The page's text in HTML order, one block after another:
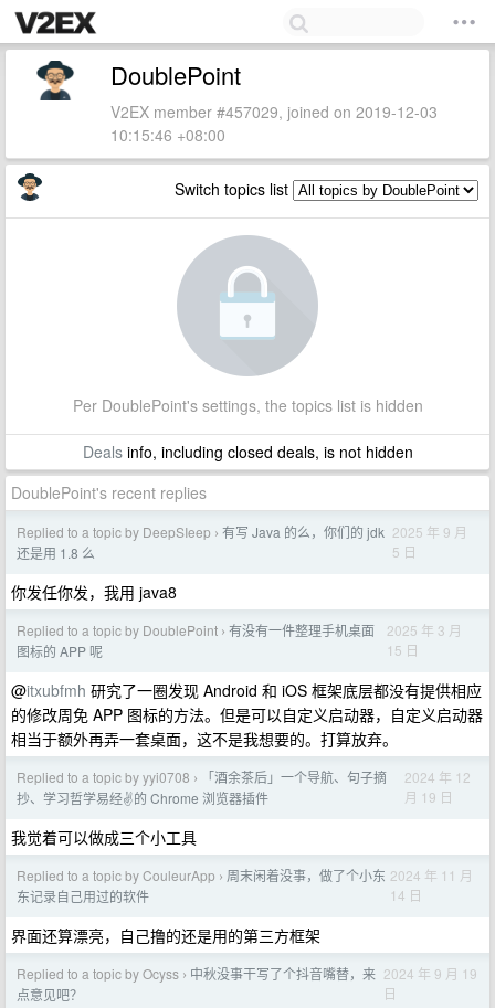
DoublePoint
V2EX member #457029, joined on 2019-12-03
10:15:46 +08:00
Switch topics list
Per DoublePoint's settings, the topics list is hidden
Dealsinfo, including closed deals, is not hidden
DoublePoint's recent replies
Replied to a topic by DeepSIeep › 有写 Java 的么，你们的 jdk
还是用 1.8 么
2025 年 9 月
5 日
你发任你发，我用 java8
Replied to a topic by DoublePoint › 有没有一件整理手机桌面
图标的 APP 呢
2025 年 3 月
15 日
@itxubfmh 研究了一圈发现 Android 和 iOS 框架底层都没有提供相应
的修改周免 APP 图标的方法。但是可以自定义启动器，自定义启动器
相当于额外再弄一套桌面，这不是我想要的。打算放弃。
Replied to a topic by yyi0708 ›
「酒余茶后」一个导航、句子摘
抄、学习哲学易经✌️的 Chrome 浏览器插件
2024 年 12
月 19 日
我觉着可以做成三个小工具
Replied to a topic by CouleurApp › 周末闲着没事，做了个小东
东记录自己用过的软件
2024 年 11 月
14 日
界面还算漂亮，自己撸的还是用的第三方框架
Replied to a topic by Ocyss › 中秋没事干写了个抖音嘴替，来
点意见吧？
2024 年 9 月 19
日